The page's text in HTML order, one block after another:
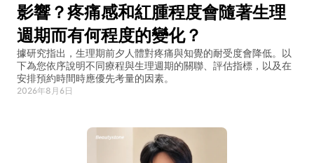
影響？疼痛感和紅腫程度會隨著生理
週期而有何程度的變化？
據研究指出，生理期前夕人體對疼痛與知覺的耐受度會降低。以
下為您依序說明不同療程與生理週期的關聯、評估指標，以及在
安排預約時間時應優先考量的因素。
2026年8月6日